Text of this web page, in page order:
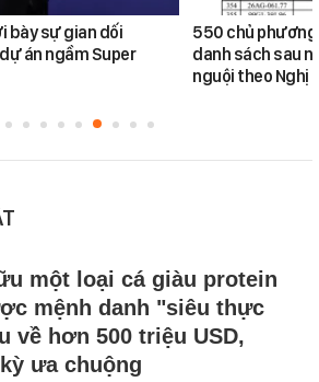
bày sự gian dối
án ngầm Super
550 chủ
danh sách sau
nguội theo Nghị
một loại cá giàu protein
mệnh danh "siêu thực
về hơn 500 triệu USD,
ưa chuộng